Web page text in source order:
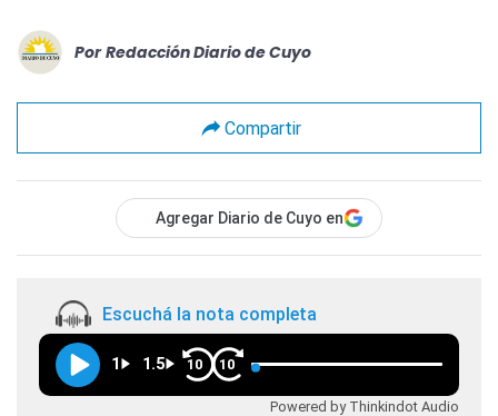
Por Redacción Diario de Cuyo
Compartir
Agregar Diario de Cuyo en
Escuchá la nota completa
1 1.5 10 10
Powered by Thinkindot Audio